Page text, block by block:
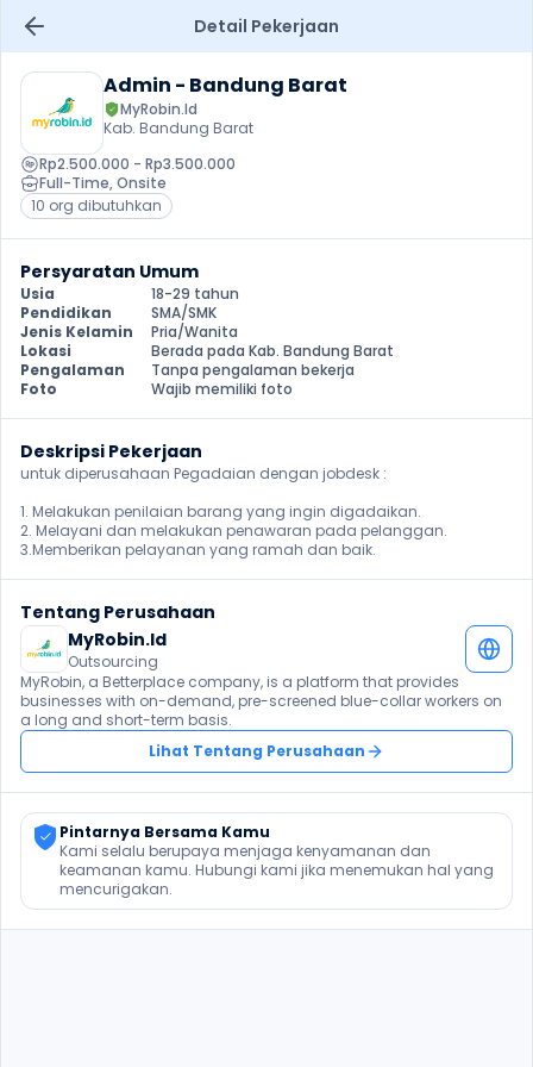
Detail Pekerjaan
Admin - Bandung Barat
MyRobin.Id
Kab. Bandung Barat
Rp2.500.000 - Rp3.500.000
Full-Time, Onsite
10 org dibutuhkan
Persyaratan Umum
Usia
18-29 tahun
Pendidikan
SMA/SMK
Jenis Kelamin
Pria/Wanita
Lokasi
Berada pada Kab. Bandung Barat
Pengalaman
Tanpa pengalaman bekerja
Foto
Wajib memiliki foto
Deskripsi Pekerjaan
untuk diperusahaan Pegadaian dengan jobdesk :
1. Melakukan penilaian barang yang ingin digadaikan.
2. Melayani dan melakukan penawaran pada pelanggan.
3.Memberikan pelayanan yang ramah dan baik.
Tentang Perusahaan
MyRobin.Id
Outsourcing
MyRobin, a Betterplace company, is a platform that provides
businesses with on-demand, pre-screened blue-collar workers on
a long and short-term basis.
Lihat Tentang Perusahaan
Pintarnya Bersama Kamu
Kami selalu berupaya menjaga kenyamanan dan
keamanan kamu. Hubungi kami jika menemukan hal yang
mencurigakan.